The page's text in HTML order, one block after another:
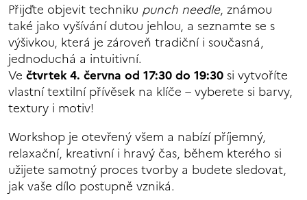
Přijďte objevit techniku punch needle, známou
také jako vyšívání dutou jehlou, a seznamte se s
výšivkou, která je zároveň tradiční i současná,
jednoduchá a intuitivní.
Ve čtvrtek 4. června od 17:30 do 19:30si vytvoříte
vlastní textilní přívěsek na klíče – vyberete si barvy,
textury i motiv!
Workshop je otevřený všem a nabízí příjemný,
relaxační, kreativní i hravý čas, během kterého si
užijete samotný proces tvorby a budete sledovat,
jak vaše dílo postupně vzniká.